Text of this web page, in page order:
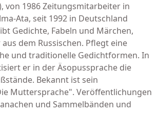
von 1986 Zeitungsmitarbeiter in
Ata, seit 1992 in Deutschland
Gedichte, Fabeln und Märchen,
dem Russischen. Pflegt eine
und traditionelle Gedichtformen. In
er in der Äsopussprache die
Bekannt ist sein
Muttersprache". Veröffentlichungen
und Sammelbänden und